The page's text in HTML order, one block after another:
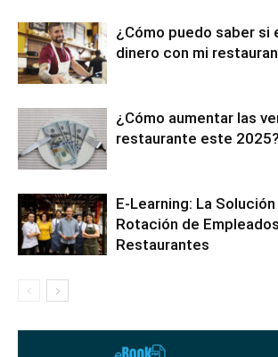
¿Cómo puedo saber si
dinero con mi
¿Cómo aumentar las
restaurante este 2025?
E-Learning: La
Rotación de
Restaurantes